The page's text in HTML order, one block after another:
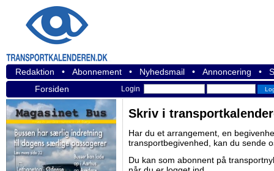
Redaktion • Abonnement • Nyhedsmail • Annoncering •
Forsiden
Login
Skriv i
Har du et arrangement, en
transportbegivenhed, kan du sende
Du kan som abonnent på